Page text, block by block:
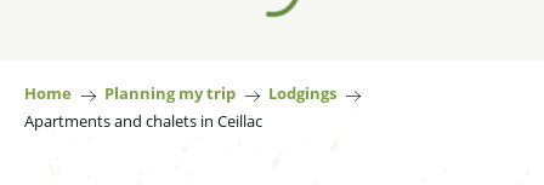
Home Planning my trip
Lodgings
Apartments and chalets in Ceillac